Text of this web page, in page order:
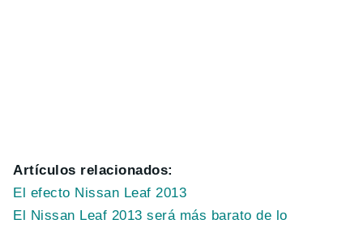
Artículos relacionados:
El efecto Nissan Leaf 2013
El Nissan Leaf 2013 será más barato de lo